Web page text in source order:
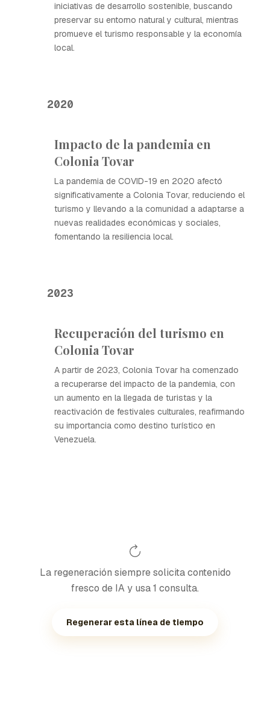
iniciativas de desarrollo sostenible, buscando
preservar su entorno natural y cultural, mientras
promueve el turismo responsable y la economía
local.
2020
Impacto de la pandemia en
Colonia Tovar
La pandemia de COVID-19 en 2020 afectó
significativamente a Colonia Tovar, reduciendo el
turismo y llevando a la comunidad a adaptarse a
nuevas realidades económicas y sociales,
fomentando la resiliencia local.
2023
Recuperación del turismo en
Colonia Tovar
A partir de 2023, Colonia Tovar ha comenzado
a recuperarse del impacto de la pandemia, con
un aumento en la llegada de turistas y la
reactivación de festivales culturales, reafirmando
su importancia como destino turístico en
Venezuela.
La regeneración siempre solicita contenido
fresco de IA y usa 1 consulta.
Regenerar esta línea de tiempo